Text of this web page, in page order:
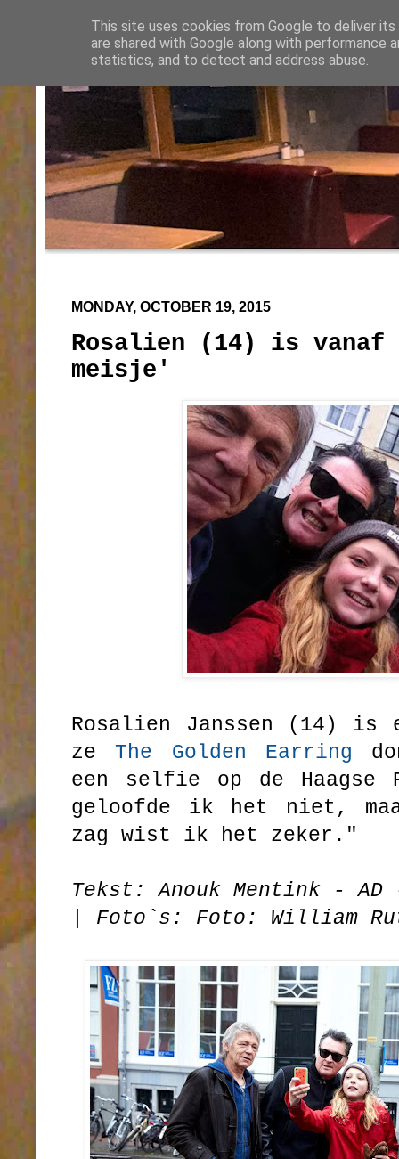
MONDAY, OCTOBER 19, 2015
Rosalien (14) is
meisje'
Rosalien Janssen (14) is
zeThe Golden Earring
een selfie op de Haagse
geloofde ik het niet,
zag wist ik het zeker."
Tekst: Anouk Mentink - AD
Foto`s: Foto: William
This site uses cookies from Google to deliver
are shared with Google along with performance
statistics, and to detect and address abuse.